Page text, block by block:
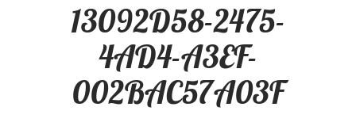
13092D58-2475-
4AD4-A3EF-
002BAC57A03F